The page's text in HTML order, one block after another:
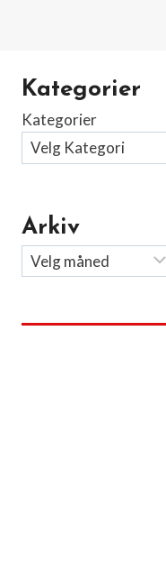
Kategorier
Kategorier
Arkiv
Arkiv